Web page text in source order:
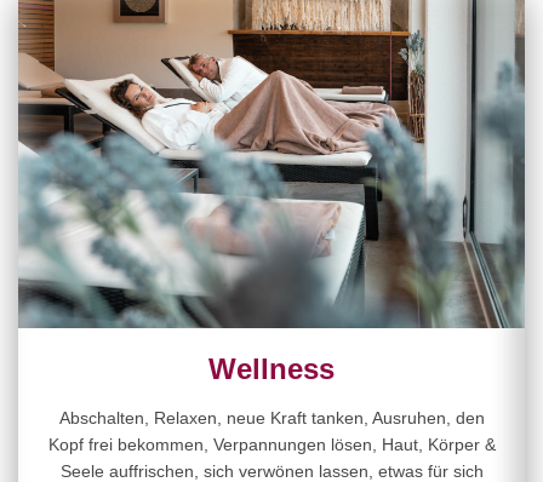
Wellness
Abschalten, Relaxen, neue Kraft tanken, Ausruhen, den
Kopf frei bekommen, Verpannungen lösen, Haut, Körper &
Seele auffrischen, sich verwönen lassen, etwas für sich